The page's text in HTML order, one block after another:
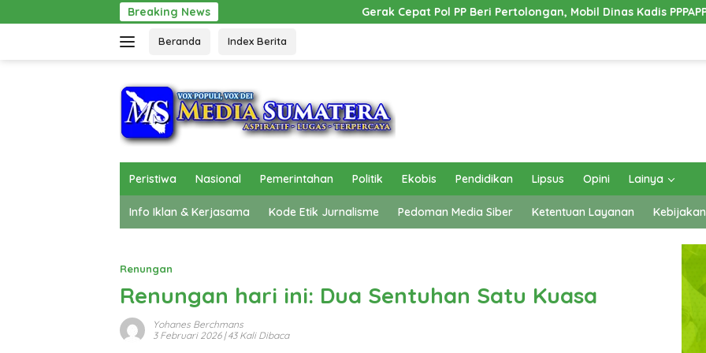
ke
Breaking News Gerak Cepat Pol PP Beri Pertolongan, Mobil Dinas Kadis PPPAPPKB Ogan Ilir Alami
Beranda Index Berita
Peristiwa Nasional Pemerintahan Politik Ekobis Pendidikan Lipsus Opini Lainya
Info Iklan & Kerjasama Kode Etik Jurnalisme Pedoman Media Siber Ketentuan Layanan
Renungan
Renungan hari ini: Dua Sentuhan Satu Kuasa
Yohanes Berchmans
3 Februari 2026| 43 Kali Dibaca